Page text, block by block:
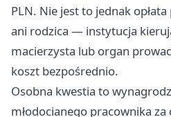
PLN. Nie jest to jednak
ani rodzica — instytucja
macierzysta lub organ
koszt bezpośrednio.
Osobna kwestia to
młodocianego pracownika